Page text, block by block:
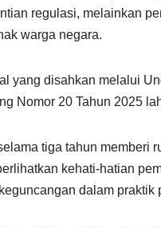
regulasi, melainkan
warga negara.
yang disahkan melalui
Nomor 20 Tahun 2025
tiga tahun memberi
kehati-hatian
dalam praktik